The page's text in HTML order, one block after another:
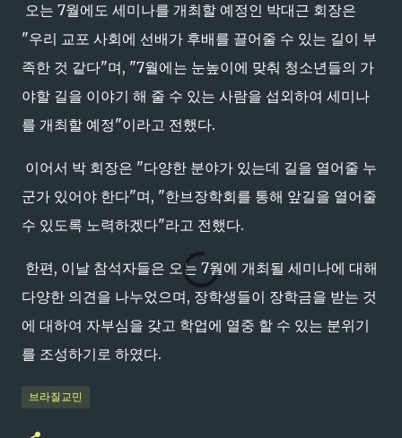
오는 7월에도 세미나를 개최할 예정인 박대근 회장은
"우리 교포 사회에 선배가 후배를 끌어줄 수 있는 길이 부
족한 것 같다"며, "7월에는 눈높이에 맞춰 청소년들의 가
야할 길을 이야기 해 줄 수 있는 사람을 섭외하여 세미나
를 개최할 예정"이라고 전했다.
이어서 박 회장은 "다양한 분야가 있는데 길을 열어줄 누
군가 있어야 한다"며, "한브장학회를 통해 앞길을 열어줄
수 있도록 노력하겠다"라고 전했다.
한편, 이날 참석자들은 오는 7월에 개최될 세미나에 대해
다양한 의견을 나누었으며, 장학생들이 장학금을 받는 것
에 대하여 자부심을 갖고 학업에 열중 할 수 있는 분위기
를 조성하기로 하였다.
브라질교민